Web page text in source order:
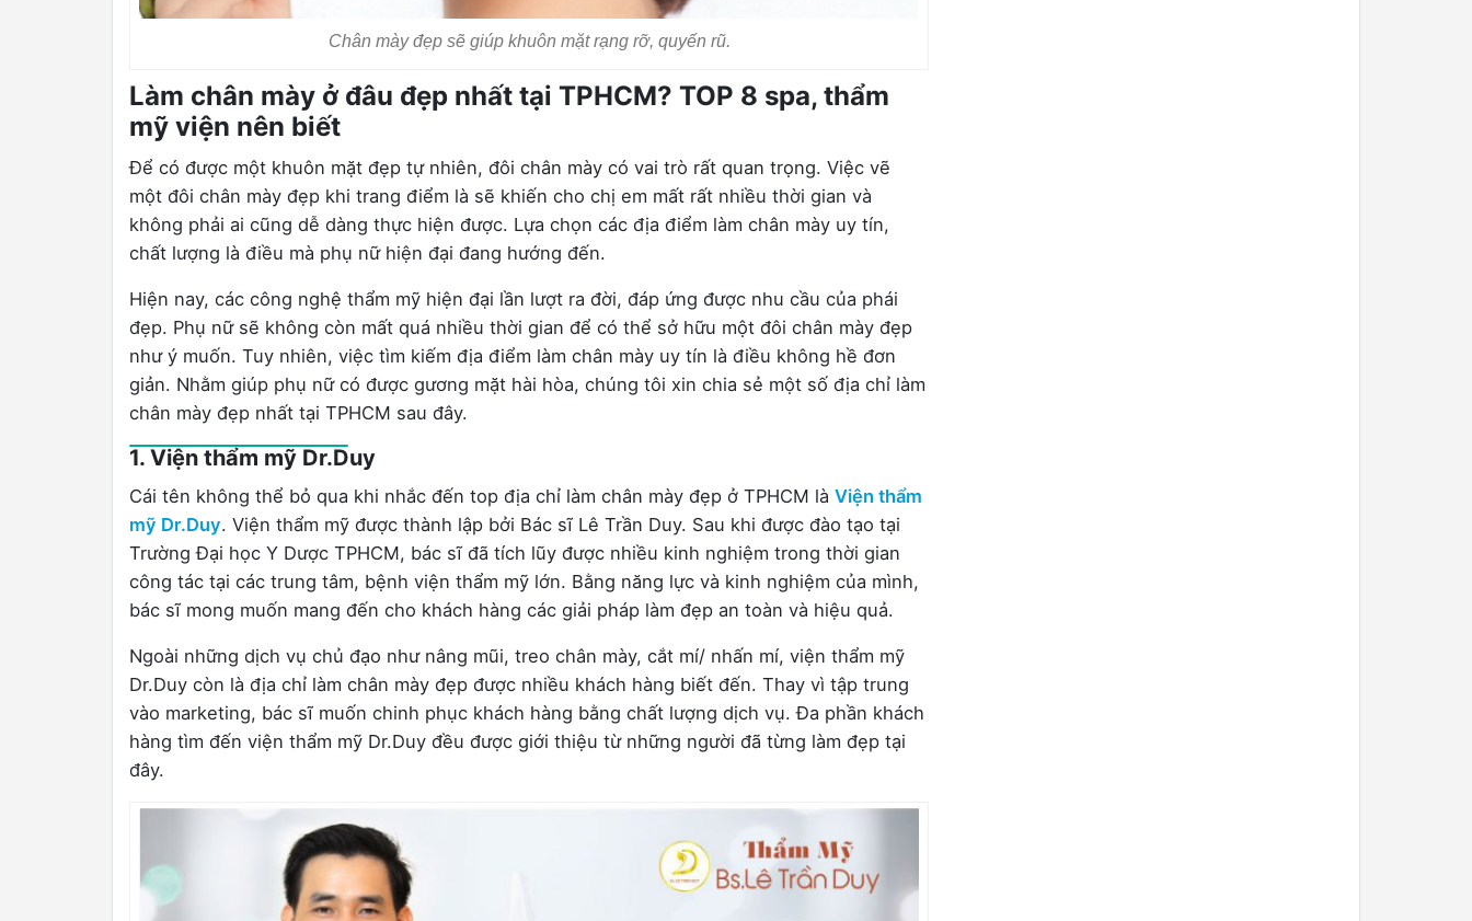
Chân mày đẹp sẽ giúp khuôn mặt rạng rỡ, quyến rũ.
Làm chân mày ở đâu đẹp nhất tại TPHCM? TOP 8 spa, thẩm
mỹ viện nên biết
Để có được một khuôn mặt đẹp tự nhiên, đôi chân mày có vai trò rất quan trọng. Việc vẽ
một đôi chân mày đẹp khi trang điểm là sẽ khiến cho chị em mất rất nhiều thời gian và
không phải ai cũng dễ dàng thực hiện được. Lựa chọn các địa điểm làm chân mày uy tín,
chất lượng là điều mà phụ nữ hiện đại đang hướng đến.
Hiện nay, các công nghệ thẩm mỹ hiện đại lần lượt ra đời, đáp ứng được nhu cầu của phái
đẹp. Phụ nữ sẽ không còn mất quá nhiều thời gian để có thể sở hữu một đôi chân mày đẹp
như ý muốn. Tuy nhiên, việc tìm kiếm địa điểm làm chân mày uy tín là điều không hề đơn
giản. Nhằm giúp phụ nữ có được gương mặt hài hòa, chúng tôi xin chia sẻ một số địa chỉ làm
chân mày đẹp nhất tại TPHCM sau đây.
1. Viện thẩm mỹ Dr.Duy
Cái tên không thể bỏ qua khi nhắc đến top địa chỉ làm chân mày đẹp ở TPHCM là Viện thẩm
mỹ Dr.Duy. Viện thẩm mỹ được thành lập bởi Bác sĩ Lê Trần Duy. Sau khi được đào tạo tại
Trường Đại học Y Dược TPHCM, bác sĩ đã tích lũy được nhiều kinh nghiệm trong thời gian
công tác tại các trung tâm, bệnh viện thẩm mỹ lớn. Bằng năng lực và kinh nghiệm của mình,
bác sĩ mong muốn mang đến cho khách hàng các giải pháp làm đẹp an toàn và hiệu quả.
Ngoài những dịch vụ chủ đạo như nâng mũi, treo chân mày, cắt mí/ nhấn mí, viện thẩm mỹ
Dr.Duy còn là địa chỉ làm chân mày đẹp được nhiều khách hàng biết đến. Thay vì tập trung
vào marketing, bác sĩ muốn chinh phục khách hàng bằng chất lượng dịch vụ. Đa phần khách
hàng tìm đến viện thẩm mỹ Dr.Duy đều được giới thiệu từ những người đã từng làm đẹp tại
đây.